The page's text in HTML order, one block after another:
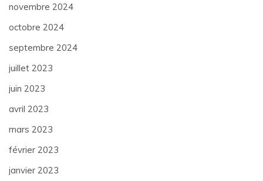
novembre 2024
octobre 2024
septembre 2024
juillet 2023
juin 2023
avril 2023
mars 2023
février 2023
janvier 2023